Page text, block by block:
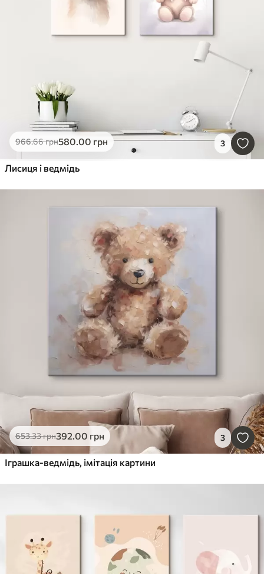
966.66грн580.00 грн 3
Лисиця і ведмідь
653.33грн392.00 грн 3
Іграшка-ведмідь, імітація картини